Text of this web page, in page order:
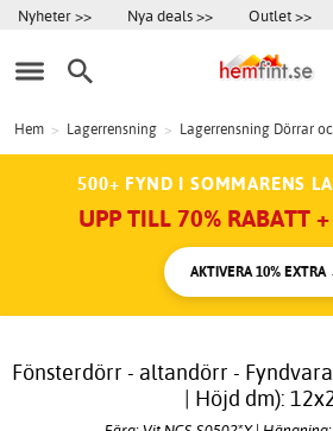
Nyheter >> Nya deals >> Outlet >>
Hem > Lagerrensning > Lagerrensning Dörrar
500+ FYND I SOMMARENS
UPP TILL 70% RABATT
AKTIVERA 10%
Fönsterdörr - altandörr -
| Höjd dm):